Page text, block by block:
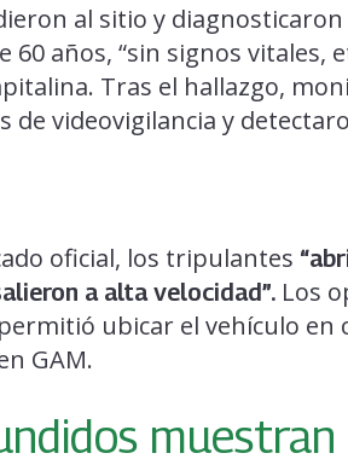
al sitio y
60 años, “sin signos vitales,
Tras el hallazgo,
de videovigilancia y
oficial, los tripulantes
a alta velocidad”. Los
ubicar el vehículo en
GAM.